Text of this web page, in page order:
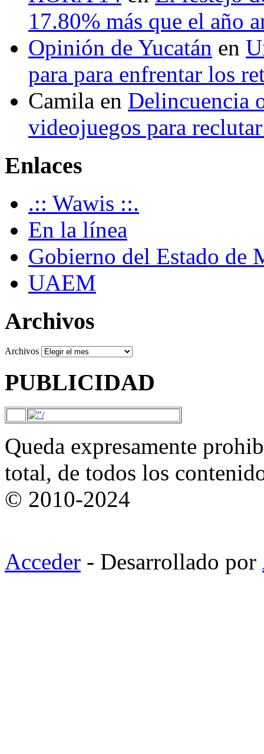
17.80% más que el año
Opinión de Yucatán en
para para enfrentar los
Camila en Delincuencia
videojuegos para
Enlaces
.:: Wawis ::.
En la línea
Gobierno del Estado de
UAEM
Archivos
Archivos
PUBLICIDAD
Queda expresamente
total, de todos los
© 2010-2024
Acceder - Desarrollado por